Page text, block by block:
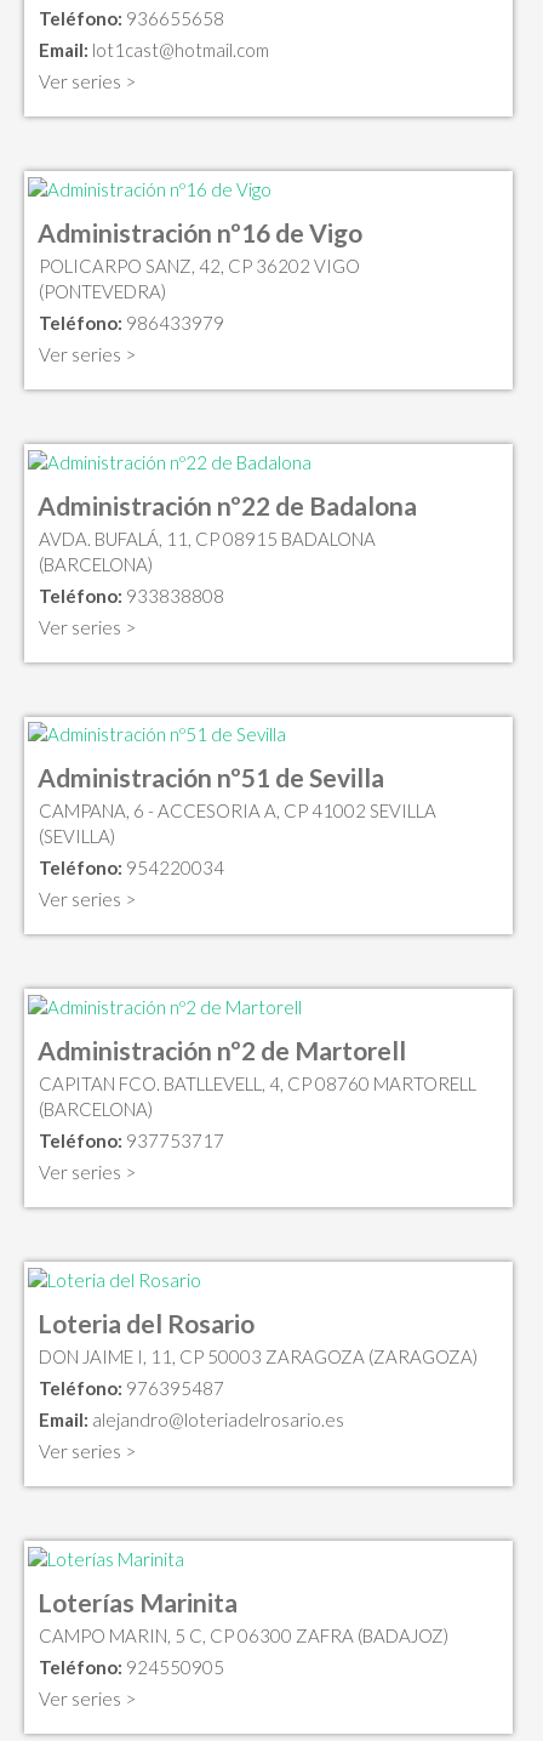
Teléfono: 936655658
Email: lot1cast@hotmail.com
Ver series >
Administración nº16 de Vigo
POLICARPO SANZ, 42, CP 36202 VIGO
(PONTEVEDRA)
Teléfono: 986433979
Ver series >
Administración nº22 de Badalona
AVDA. BUFALÁ, 11, CP 08915 BADALONA
(BARCELONA)
Teléfono: 933838808
Ver series >
Administración nº51 de Sevilla
CAMPANA, 6 - ACCESORIA A, CP 41002 SEVILLA
(SEVILLA)
Teléfono: 954220034
Ver series >
Administración nº2 de Martorell
CAPITAN FCO. BATLLEVELL, 4, CP 08760 MARTORELL
(BARCELONA)
Teléfono: 937753717
Ver series >
Loteria del Rosario
DON JAIME I, 11, CP 50003 ZARAGOZA (ZARAGOZA)
Teléfono: 976395487
Email: alejandro@loteriadelrosario.es
Ver series >
Loterías Marinita
CAMPO MARIN, 5 C, CP 06300 ZAFRA (BADAJOZ)
Teléfono: 924550905
Ver series >